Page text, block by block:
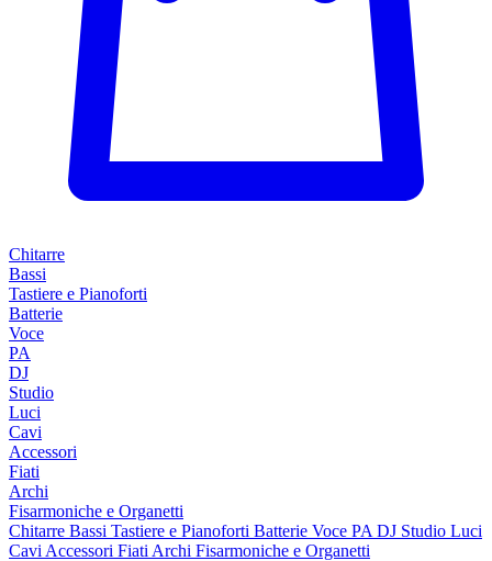
Chitarre
Bassi
Tastiere e Pianoforti
Batterie
Voce
PA
DJ
Studio
Luci
Cavi
Accessori
Fiati
Archi
Fisarmoniche e Organetti
Chitarre Bassi Tastiere e Pianoforti Batterie Voce PA DJ Studio Luci
Cavi Accessori Fiati Archi Fisarmoniche e Organetti